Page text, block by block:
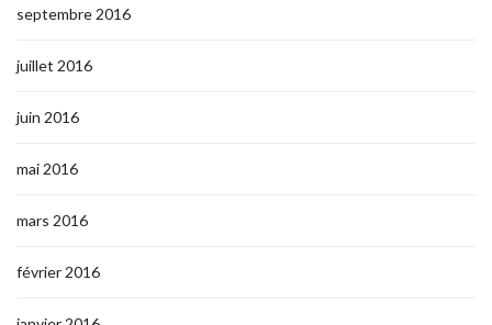
septembre 2016
juillet 2016
juin 2016
mai 2016
mars 2016
février 2016